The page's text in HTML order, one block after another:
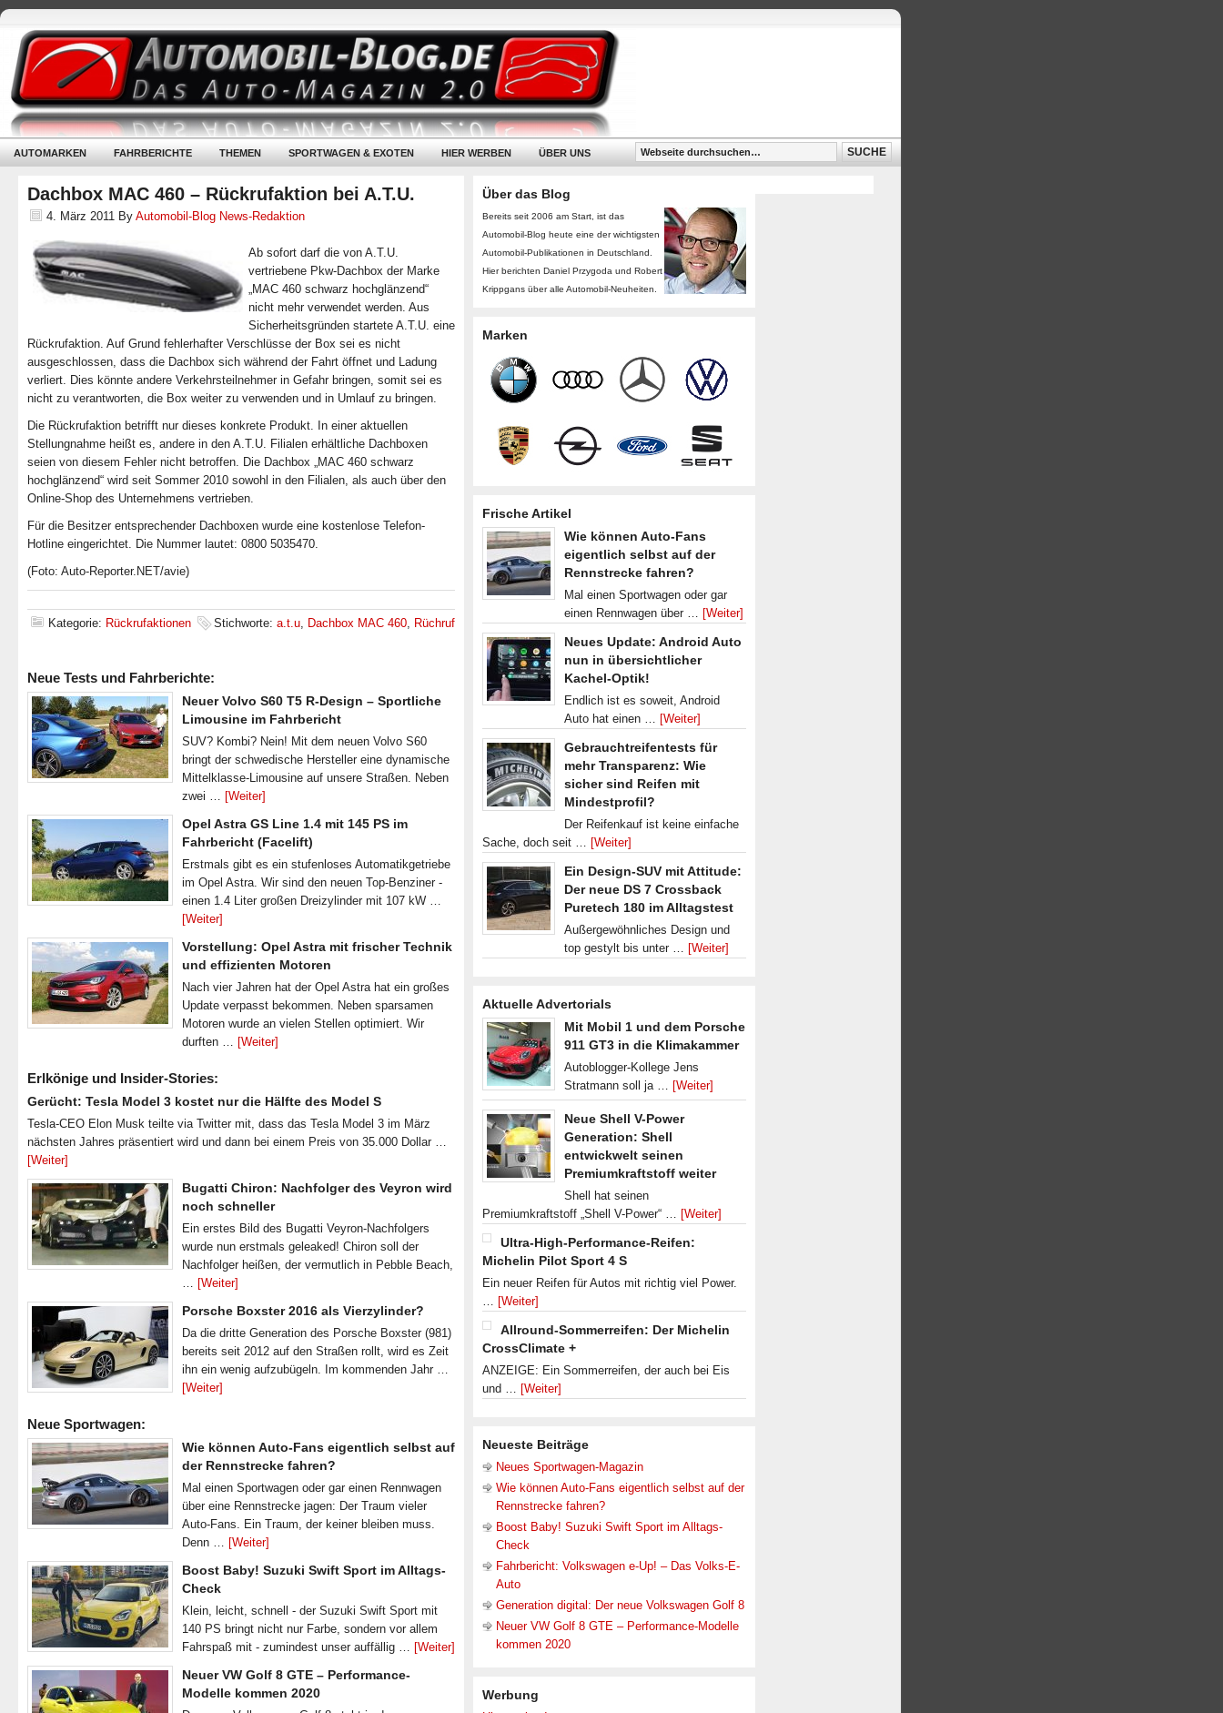
AUTOMARKEN FAHRBERICHTE THEMEN SPORTWAGEN & EXOTEN HIER WERBEN ÜBER UNS
Dachbox MAC 460 – Rückrufaktion bei A.T.U.
4. März 2011 By Automobil-Blog News-Redaktion
Ab sofort darf die von A.T.U.
vertriebene Pkw-Dachbox der Marke
„MAC 460 schwarz hochglänzend“
nicht mehr verwendet werden. Aus
Sicherheitsgründen startete A.T.U. eine
Rückrufaktion. Auf Grund fehlerhafter Verschlüsse der Box sei es nicht
ausgeschlossen, dass die Dachbox sich während der Fahrt öffnet und Ladung
verliert. Dies könnte andere Verkehrsteilnehmer in Gefahr bringen, somit sei es
nicht zu verantworten, die Box weiter zu verwenden und in Umlauf zu bringen.
Die Rückrufaktion betrifft nur dieses konkrete Produkt. In einer aktuellen
Stellungnahme heißt es, andere in den A.T.U. Filialen erhältliche Dachboxen
seien von diesem Fehler nicht betroffen. Die Dachbox „MAC 460 schwarz
hochglänzend“ wird seit Sommer 2010 sowohl in den Filialen, als auch über den
Online-Shop des Unternehmens vertrieben.
Für die Besitzer entsprechender Dachboxen wurde eine kostenlose Telefon-
Hotline eingerichtet. Die Nummer lautet: 0800 5035470.
(Foto: Auto-Reporter.NET/avie)
Kategorie: Rückrufaktionen Stichworte: a.t.u, Dachbox MAC 460, Rüchruf
Neue Tests und Fahrberichte:
Neuer Volvo S60 T5 R-Design – Sportliche
Limousine im Fahrbericht
SUV? Kombi? Nein! Mit dem neuen Volvo S60
bringt der schwedische Hersteller eine dynamische
Mittelklasse-Limousine auf unsere Straßen. Neben
zwei … [Weiter]
Opel Astra GS Line 1.4 mit 145 PS im
Fahrbericht (Facelift)
Erstmals gibt es ein stufenloses Automatikgetriebe
im Opel Astra. Wir sind den neuen Top-Benziner -
einen 1.4 Liter großen Dreizylinder mit 107 kW …
[Weiter]
Vorstellung: Opel Astra mit frischer Technik
und effizienten Motoren
Nach vier Jahren hat der Opel Astra hat ein großes
Update verpasst bekommen. Neben sparsamen
Motoren wurde an vielen Stellen optimiert. Wir
durften … [Weiter]
Erlkönige und Insider-Stories:
Gerücht: Tesla Model 3 kostet nur die Hälfte des Model S
Tesla-CEO Elon Musk teilte via Twitter mit, dass das Tesla Model 3 im März
nächsten Jahres präsentiert wird und dann bei einem Preis von 35.000 Dollar …
[Weiter]
Bugatti Chiron: Nachfolger des Veyron wird
noch schneller
Ein erstes Bild des Bugatti Veyron-Nachfolgers
wurde nun erstmals geleaked! Chiron soll der
Nachfolger heißen, der vermutlich in Pebble Beach,
… [Weiter]
Porsche Boxster 2016 als Vierzylinder?
Da die dritte Generation des Porsche Boxster (981)
bereits seit 2012 auf den Straßen rollt, wird es Zeit
ihn ein wenig aufzubügeln. Im kommenden Jahr …
[Weiter]
Neue Sportwagen:
Wie können Auto-Fans eigentlich selbst auf
der Rennstrecke fahren?
Mal einen Sportwagen oder gar einen Rennwagen
über eine Rennstrecke jagen: Der Traum vieler
Auto-Fans. Ein Traum, der keiner bleiben muss.
Denn … [Weiter]
Boost Baby! Suzuki Swift Sport im Alltags-
Check
Klein, leicht, schnell - der Suzuki Swift Sport mit
140 PS bringt nicht nur Farbe, sondern vor allem
Fahrspaß mit - zumindest unser auffällig … [Weiter]
Neuer VW Golf 8 GTE – Performance-
Modelle kommen 2020
Über das Blog
Bereits seit 2006 am Start, ist das
Automobil-Blog heute eine der wichtigsten
Automobil-Publikationen in Deutschland.
Hier berichten Daniel Przygoda und Robert
Krippgans über alle Automobil-Neuheiten.
Marken
Frische Artikel
Wie können Auto-Fans
eigentlich selbst auf der
Rennstrecke fahren?
Mal einen Sportwagen oder gar
einen Rennwagen über … [Weiter]
Neues Update: Android Auto
nun in übersichtlicher
Kachel-Optik!
Endlich ist es soweit, Android
Auto hat einen … [Weiter]
Gebrauchtreifentests für
mehr Transparenz: Wie
sicher sind Reifen mit
Mindestprofil?
Der Reifenkauf ist keine einfache
Sache, doch seit … [Weiter]
Ein Design-SUV mit Attitude:
Der neue DS 7 Crossback
Puretech 180 im Alltagstest
Außergewöhnliches Design und
top gestylt bis unter … [Weiter]
Aktuelle Advertorials
Mit Mobil 1 und dem Porsche
911 GT3 in die Klimakammer
Autoblogger-Kollege Jens
Stratmann soll ja … [Weiter]
Neue Shell V-Power
Generation: Shell
entwickwelt seinen
Premiumkraftstoff weiter
Shell hat seinen
Premiumkraftstoff „Shell V-Power“ … [Weiter]
Ultra-High-Performance-Reifen:
Michelin Pilot Sport 4 S
Ein neuer Reifen für Autos mit richtig viel Power.
… [Weiter]
Allround-Sommerreifen: Der Michelin
CrossClimate +
ANZEIGE: Ein Sommerreifen, der auch bei Eis
und … [Weiter]
Neueste Beiträge
Neues Sportwagen-Magazin
Wie können Auto-Fans eigentlich selbst auf der
Rennstrecke fahren?
Boost Baby! Suzuki Swift Sport im Alltags-
Check
Fahrbericht: Volkswagen e-Up! – Das Volks-E-
Auto
Generation digital: Der neue Volkswagen Golf 8
Neuer VW Golf 8 GTE – Performance-Modelle
kommen 2020
Werbung